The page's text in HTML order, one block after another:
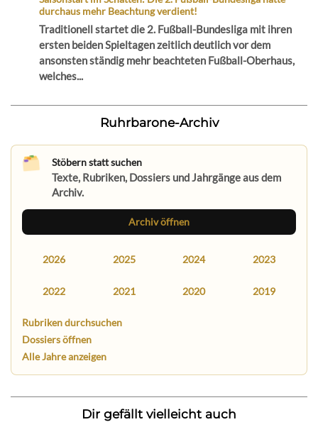
durchaus mehr Beachtung verdient!
Traditionell startet die 2. Fußball-Bundesliga mit ihren
ersten beiden Spieltagen zeitlich deutlich vor dem
ansonsten ständig mehr beachteten Fußball-Oberhaus,
welches...
Ruhrbarone-Archiv
Stöbern statt suchen
Texte, Rubriken, Dossiers und Jahrgänge aus dem
Archiv.
Archiv öffnen
2026 2025 2024 2023
2022 2021 2020 2019
Rubriken durchsuchen
Dossiers öffnen
Alle Jahre anzeigen
Dir gefällt vielleicht auch